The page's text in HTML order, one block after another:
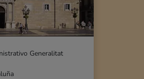
Generalitat